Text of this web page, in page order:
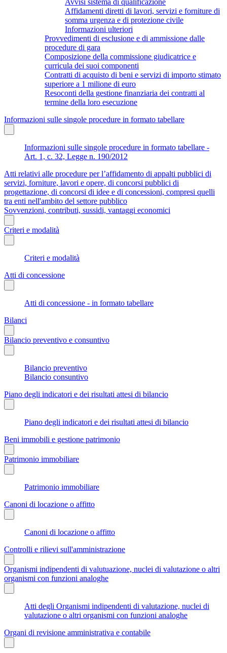
Affidamenti diretti di lavori, servizi e forniture di
somma urgenza e di protezione civile
Informazioni ulteriori
Provvedimenti di esclusione e di ammissione dalle
procedure di gara
Composizione della commissione giudicatrice e
curricula dei suoi componenti
Contratti di acquisto di beni e servizi di importo stimato
superiore a 1 milione di euro
Resoconti della gestione finanziaria dei contratti al
termine della loro esecuzione
Informazioni sulle singole procedure in formato tabellare
Informazioni sulle singole procedure in formato tabellare -
Art. 1, c. 32, Legge n. 190/2012
Atti relativi alle procedure per l’affidamento di appalti pubblici di
servizi, forniture, lavori e opere, di concorsi pubblici di
progettazione, di concorsi di idee e di concessioni, compresi quelli
tra enti nell'ambito del settore pubblico
Sovvenzioni, contributi, sussidi, vantaggi economici
Criteri e modalità
Criteri e modalità
Atti di concessione
Atti di concessione - in formato tabellare
Bilanci
Bilancio preventivo e consuntivo
Bilancio preventivo
Bilancio consuntivo
Piano degli indicatori e dei risultati attesi di bilancio
Piano degli indicatori e dei risultati attesi di bilancio
Beni immobili e gestione patrimonio
Patrimonio immobiliare
Patrimonio immobiliare
Canoni di locazione o affitto
Canoni di locazione o affitto
Controlli e rilievi sull'amministrazione
Organismi indipendenti di valutuazione, nuclei di valutazione o altri
organismi con funzioni analoghe
Atti degli Organismi indipendenti di valutazione, nuclei di
valutazione o altri organismi con funzioni analoghe
Organi di revisione amministrativa e contabile